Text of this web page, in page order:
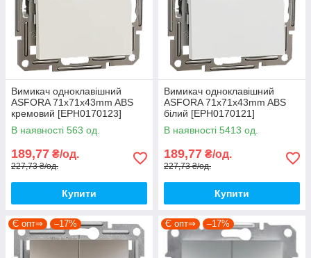
Вимикач одноклавішний
ASFORA 71x71x43mm ABS
кремовий [EPH0170123]
Schneider Electric
В наявності 563 од.
189,77 ₴/од.
227,73 ₴/од.
Купити
Вимикач одноклавішний
ASFORA 71x71x43mm ABS
білий [EPH0170121]
Schneider Electric
В наявності 5413 од.
189,77 ₴/од.
227,73 ₴/од.
Купити
Є опт⇒ –17% Є опт⇒ –17%